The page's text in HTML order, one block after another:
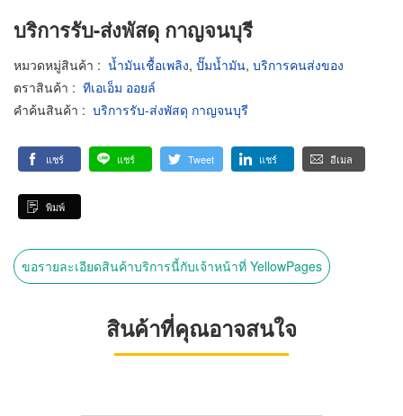
บริการรับ-ส่งพัสดุ กาญจนบุรี
หมวดหมู่สินค้า : น้ำมันเชื้อเพลิง, ปั๊มน้ำมัน, บริการคนส่งของ
ตราสินค้า : ทีเอเอ็ม ออยล์
คำค้นสินค้า : บริการรับ-ส่งพัสดุ กาญจนบุรี
แชร์ แชร์ Tweet แชร์ อีเมล
พิมพ์
ขอรายละเอียดสินค้าบริการนี้กับเจ้าหน้าที่ YellowPages
สินค้าที่คุณอาจสนใจ